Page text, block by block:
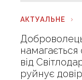
АКТУАЛЬНЕ
від
руйнує